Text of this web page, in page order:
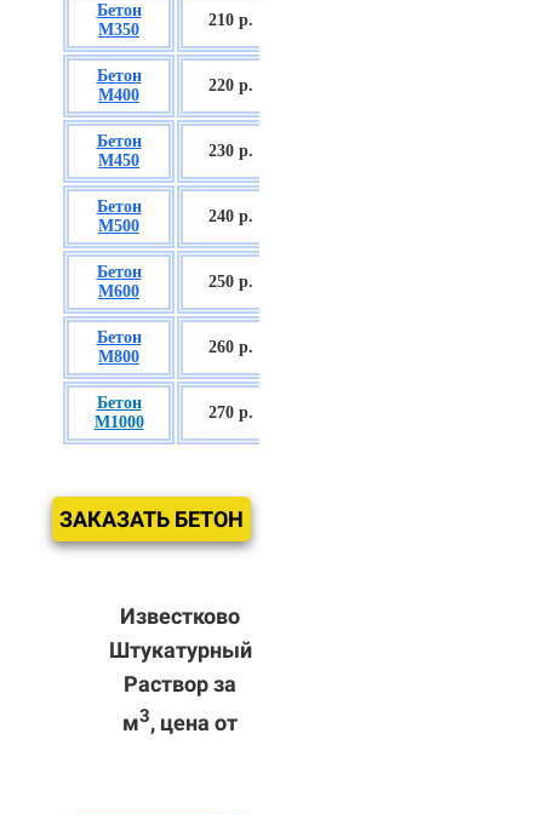
Бетон
М350
210 р.
Бетон
М400
220 р.
Бетон
М450
230 р.
Бетон
М500
240 р.
Бетон
М600
250 р.
Бетон
М800
260 р.
Бетон
М1000
270 р.
ЗАКАЗАТЬ БЕТОН
Известково
Штукатурный
Раствор за
м3, цена от